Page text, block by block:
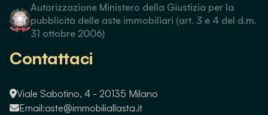
Autorizzazione Ministero della Giustizia per la
pubblicità delle aste immobiliari (art. 3 e 4 del d.m.
31 ottobre 2006)
Contattaci
Viale Sabotino, 4 - 20135 Milano
Email:aste@immobiliallasta.it